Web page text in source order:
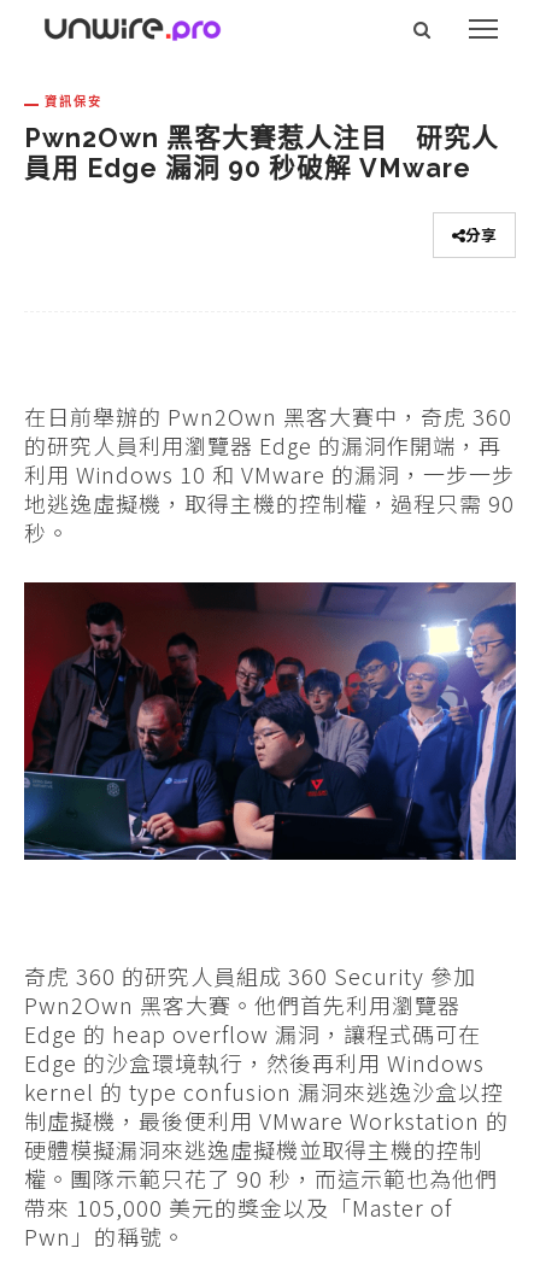
資訊保安
Pwn2Own 黑客大賽惹人注目 研究人
員用 Edge 漏洞 90 秒破解 VMware
分享
在日前舉辦的 Pwn2Own 黑客大賽中，奇虎 360
的研究人員利用瀏覽器 Edge 的漏洞作開端，再
利用 Windows 10 和 VMware 的漏洞，一步一步
地逃逸虛擬機，取得主機的控制權，過程只需 90
秒。
奇虎 360 的研究人員組成 360 Security 參加
Pwn2Own 黑客大賽。他們首先利用瀏覽器
Edge 的 heap overflow 漏洞，讓程式碼可在
Edge 的沙盒環境執行，然後再利用 Windows
kernel 的 type confusion 漏洞來逃逸沙盒以控
制虛擬機，最後便利用 VMware Workstation 的
硬體模擬漏洞來逃逸虛擬機並取得主機的控制
權。團隊示範只花了 90 秒，而這示範也為他們
帶來 105,000 美元的獎金以及「Master of
Pwn」的稱號。